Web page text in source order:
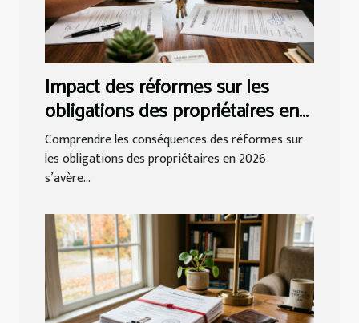
Impact des réformes sur les
obligations des propriétaires en
2026
Comprendre les conséquences des réformes sur
les obligations des propriétaires en 2026
s’avère...